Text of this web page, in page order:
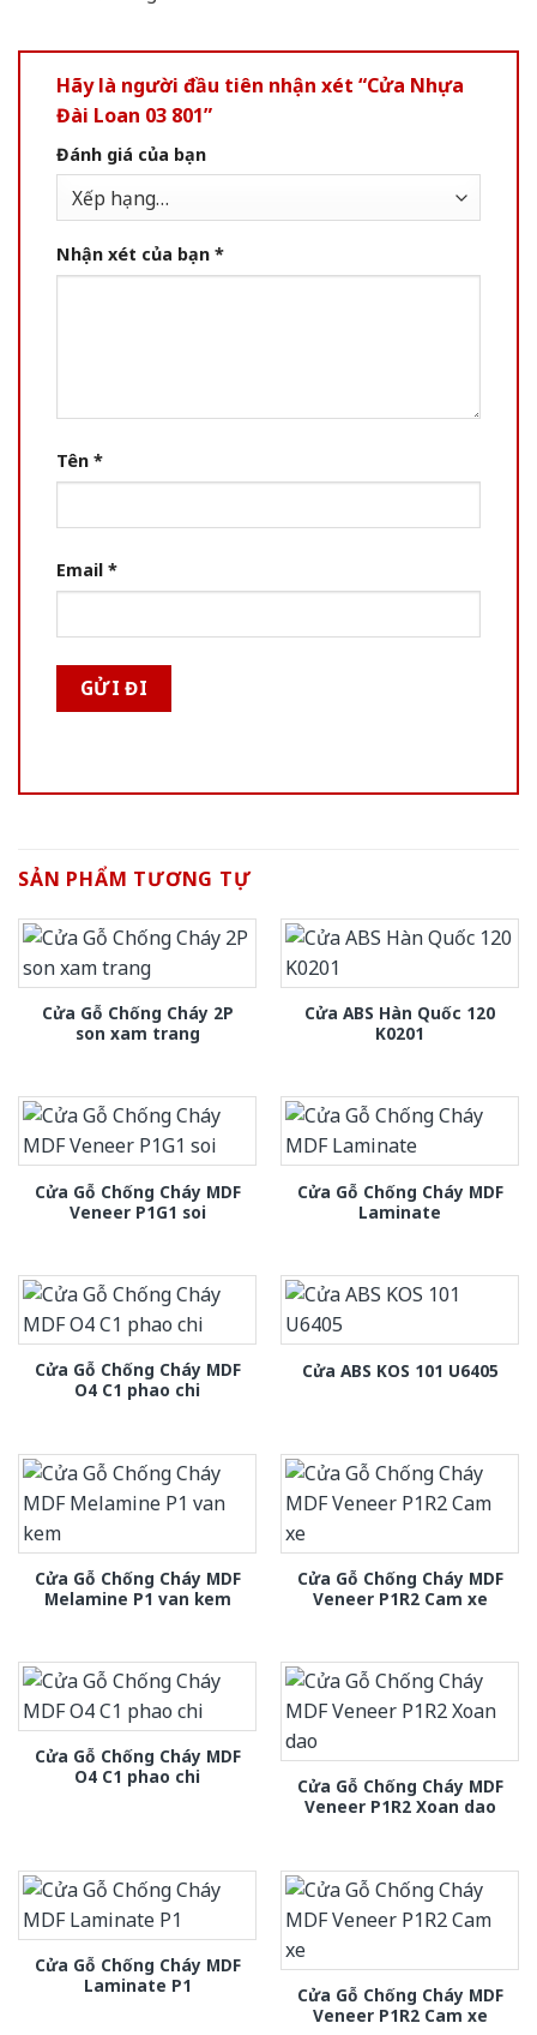
Hãy là người đầu tiên nhận xét “Cửa Nhựa
Đài Loan 03 801”
Đánh giá của bạn
Nhận xét của bạn *
Tên *
Email *
SẢN PHẨM TƯƠNG TỰ
Cửa Gỗ Chống Cháy 2P
son xam trang
Cửa ABS Hàn Quốc 120
K0201
Cửa Gỗ Chống Cháy MDF
Veneer P1G1 soi
Cửa Gỗ Chống Cháy MDF
Laminate
Cửa Gỗ Chống Cháy MDF
O4 C1 phao chi
Cửa ABS KOS 101 U6405
Cửa Gỗ Chống Cháy MDF
Melamine P1 van kem
Cửa Gỗ Chống Cháy MDF
Veneer P1R2 Cam xe
Cửa Gỗ Chống Cháy MDF
O4 C1 phao chi
Cửa Gỗ Chống Cháy MDF
Veneer P1R2 Xoan dao
Cửa Gỗ Chống Cháy MDF
Laminate P1
Cửa Gỗ Chống Cháy MDF
Veneer P1R2 Cam xe